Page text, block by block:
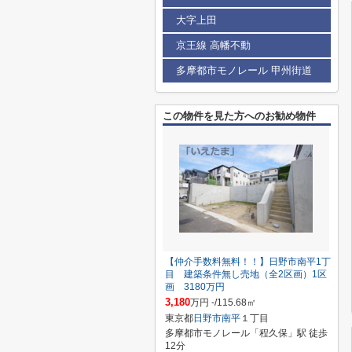
大字上田
京王線 高幡不動
多摩都市モノレール 甲州街道
この物件を見た方へのお勧め物件
【仲介手数料無料！！】日野市南平1丁
目 建築条件無し売地（全2区画）1区
画 3180万円
3,180万円 -/115.68㎡
東京都日野市南平 １丁目
多摩都市モノレール「程久保」駅 徒歩
12分